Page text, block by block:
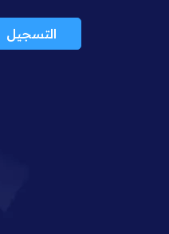
التسجيل